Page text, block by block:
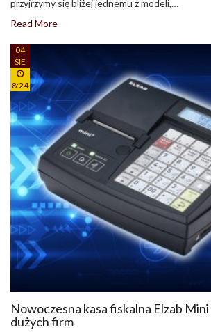
przyjrzymy się bliżej jednemu z modeli,…
Read More
04
SIE
8:24
Nowoczesna kasa fiskalna Elzab Mini
dużych firm